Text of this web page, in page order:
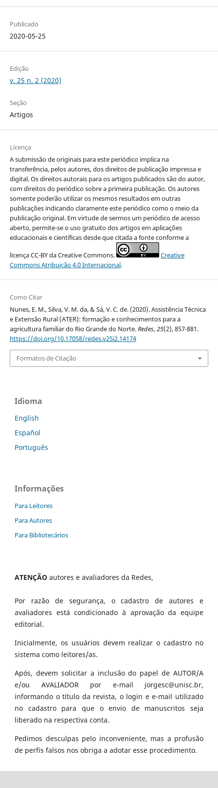
Publicado
2020-05-25
Edição
v. 25 n. 2 (2020)
Seção
Artigos
Licença
A submissão de originais para este periódico implica na
transferência, pelos autores, dos direitos de publicação impressa e
digital. Os direitos autorais para os artigos publicados são do autor,
com direitos do periódico sobre a primeira publicação. Os autores
somente poderão utilizar os mesmos resultados em outras
publicações indicando claramente este periódico como o meio da
publicação original. Em virtude de sermos um periódico de acesso
aberto, permite-se o uso gratuito dos artigos em aplicações
educacionais e científicas desde que citada a fonte conforme a
licença CC-BY da Creative Commons.
Creative
Commons Atribuição 4.0 Internacional.
Como Citar
Nunes, E. M., Silva, V. M. da, & Sá, V. C. de. (2020). Assistência Técnica
e Extensão Rural (ATER): formação e conhecimentos para a
agricultura familiar do Rio Grande do Norte.Redes,25(2), 857-881.
https://doi.org/10.17058/redes.v25i2.14174
Formatos de Citação
Idioma
English
Español
Português
Informações
Para Leitores
Para Autores
Para Bibliotecários
ATENÇÃO autores e avaliadores da Redes,
Por razão de segurança, o cadastro de autores e
avaliadores está condicionado à aprovação da equipe
editorial.
Inicialmente, os usuários devem realizar o cadastro no
sistema como leitores/as.
Após, devem solicitar a inclusão do papel de AUTOR/A
e/ou AVALIADOR por e-mail jorgesc@unisc.br,
informando o título da revista, o login e e-mail utilizado
no cadastro para que o envio de manuscritos seja
liberado na respectiva conta.
Pedimos desculpas pelo inconveniente, mas a profusão
de perfis falsos nos obriga a adotar esse procedimento.